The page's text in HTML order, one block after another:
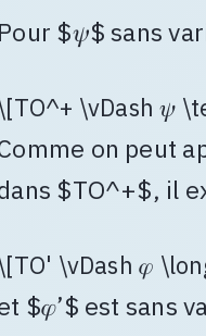
Pour $𝜓$ sans
\vDash 𝜓
on peut
$TO^+$, il
\vDash 𝜑
$𝜑’$ est sans